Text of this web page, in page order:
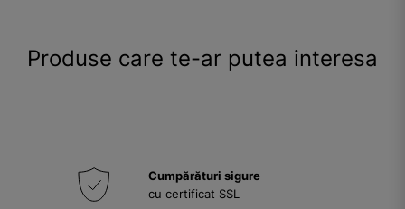
Produse care te-ar putea interesa
Cumpărături sigure
cu certificat SSL